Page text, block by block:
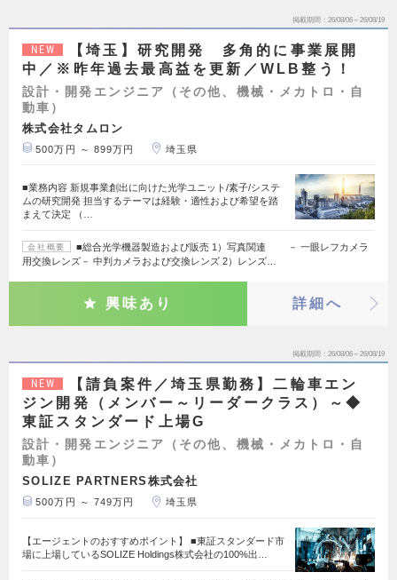
掲載期間 26/08/06～26/08/19
NEW
【埼玉】研究開発 多角的に事業展開
中／※昨年過去最高益を更新／WLB整う！
設計・開発エンジニア（その他、機械・メカトロ・自
動車）
株式会社タムロン
500万円 ～ 899万円 埼玉県
■業務内容 新規事業創出に向けた光学ユニット/素子/システ
ムの研究開発 担当するテーマは経験・適性および希望を踏
まえて決定 （…
会社概要
■総合光学機器製造および販売 1）写真関連 － 一眼レフカメラ
用交換レンズ－ 中判カメラおよび交換レンズ 2）レンズ…
興味あり 詳細へ
掲載期間 26/08/06～26/08/19
NEW
【請負案件／埼玉県勤務】二輪車エン
ジン開発（メンバー～リーダークラス）～◆
東証スタンダード上場G
設計・開発エンジニア（その他、機械・メカトロ・自
動車）
SOLIZE PARTNERS株式会社
500万円 ～ 749万円 埼玉県
【エージェントのおすすめポイント】 ■東証スタンダード市
場に上場しているSOLIZE Holdings株式会社の100%出…